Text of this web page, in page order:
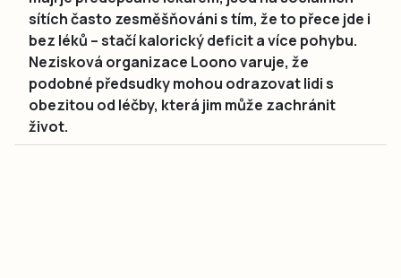
sítích často zesměšňováni s tím, že to přece jde i
bez léků – stačí kalorický deficit a více pohybu.
Nezisková organizace Loono varuje, že
podobné předsudky mohou odrazovat lidi s
obezitou od léčby, která jim může zachránit
život.